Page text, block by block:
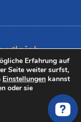
Erfahrung auf
Seite weiter surfst,
Einstellungen kannst
oder sie